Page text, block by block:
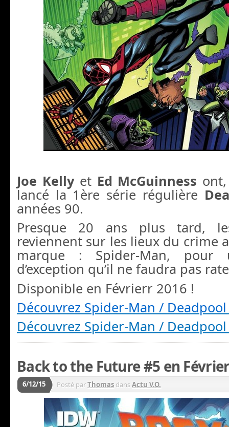
Joe Kellyet Ed McGuinness
lancé la 1ère série régulière
années 90.
Presque 20 ans plus tard,
reviennent sur les lieux du crime
marque : Spider-Man, pour
d’exception qu’il ne faudra pas
Disponible en Févrierr 2016 !
Découvrez Spider-Man /
Découvrez Spider-Man /
Back to the Future #5 en
6/12/15 Posté parThomas dansActu V.O.